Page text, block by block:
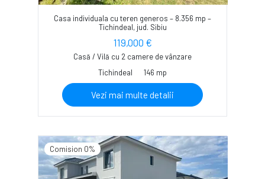
Casa individuala cu teren generos – 8.356 mp –
Tichindeal, jud. Sibiu
119,000 €
Casă / Vilă cu 2 camere de vânzare
Tichindeal
146 mp
Vezi mai multe detalii
Comision 0%